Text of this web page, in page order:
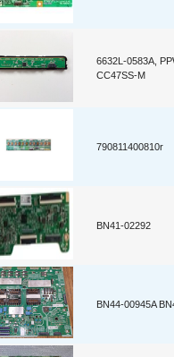
6632L-0583A,
CC47SS-M
790811400810r
BN41-02292
BN44-00945A